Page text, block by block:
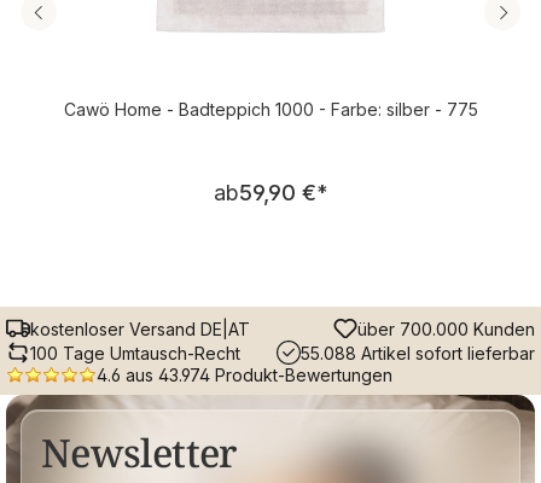
Cawö Home - Badteppich 1000 - Farbe: silber - 775
Regulärer Preis:
ab59,90 €*
kostenloser Versand DE|AT
über 700.000 Kunden
100 Tage Umtausch-Recht
55.088 Artikel sofort lieferbar
4.6 aus 43.974 Produkt-Bewertungen
Newsletter